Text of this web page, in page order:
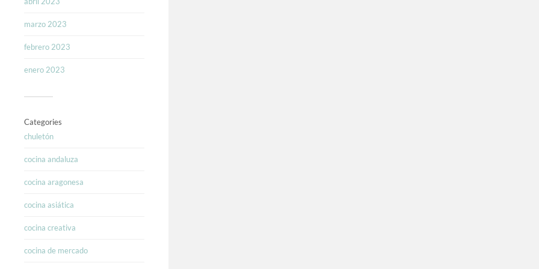
marzo 2023
febrero 2023
enero 2023
Categories
chuletón
cocina andaluza
cocina aragonesa
cocina asiática
cocina creativa
cocina de mercado